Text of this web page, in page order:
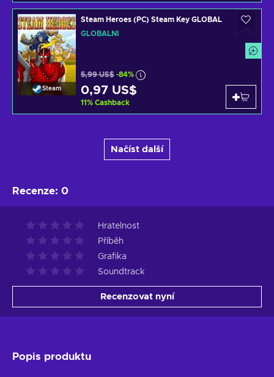
Steam
Steam Heroes (PC) Steam Key GLOBAL
GLOBÁLNÍ
5,99 US$ -84%
0,97 US$
11% Cashback
Načíst další
Recenze: 0
Hratelnost
Příběh
Grafika
Soundtrack
Recenzovat nyní
Popis produktu